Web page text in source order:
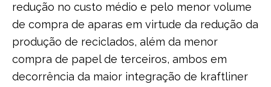
redução no custo médio e pelo menor volume
de compra de aparas em virtude da redução da
produção de reciclados, além da menor
compra de papel de terceiros, ambos em
decorrência da maior integração de kraftliner